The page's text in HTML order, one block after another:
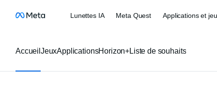
Lunettes IA Meta Quest Applications et
Accueil JeuxApplicationsHorizon+Liste de souhaits